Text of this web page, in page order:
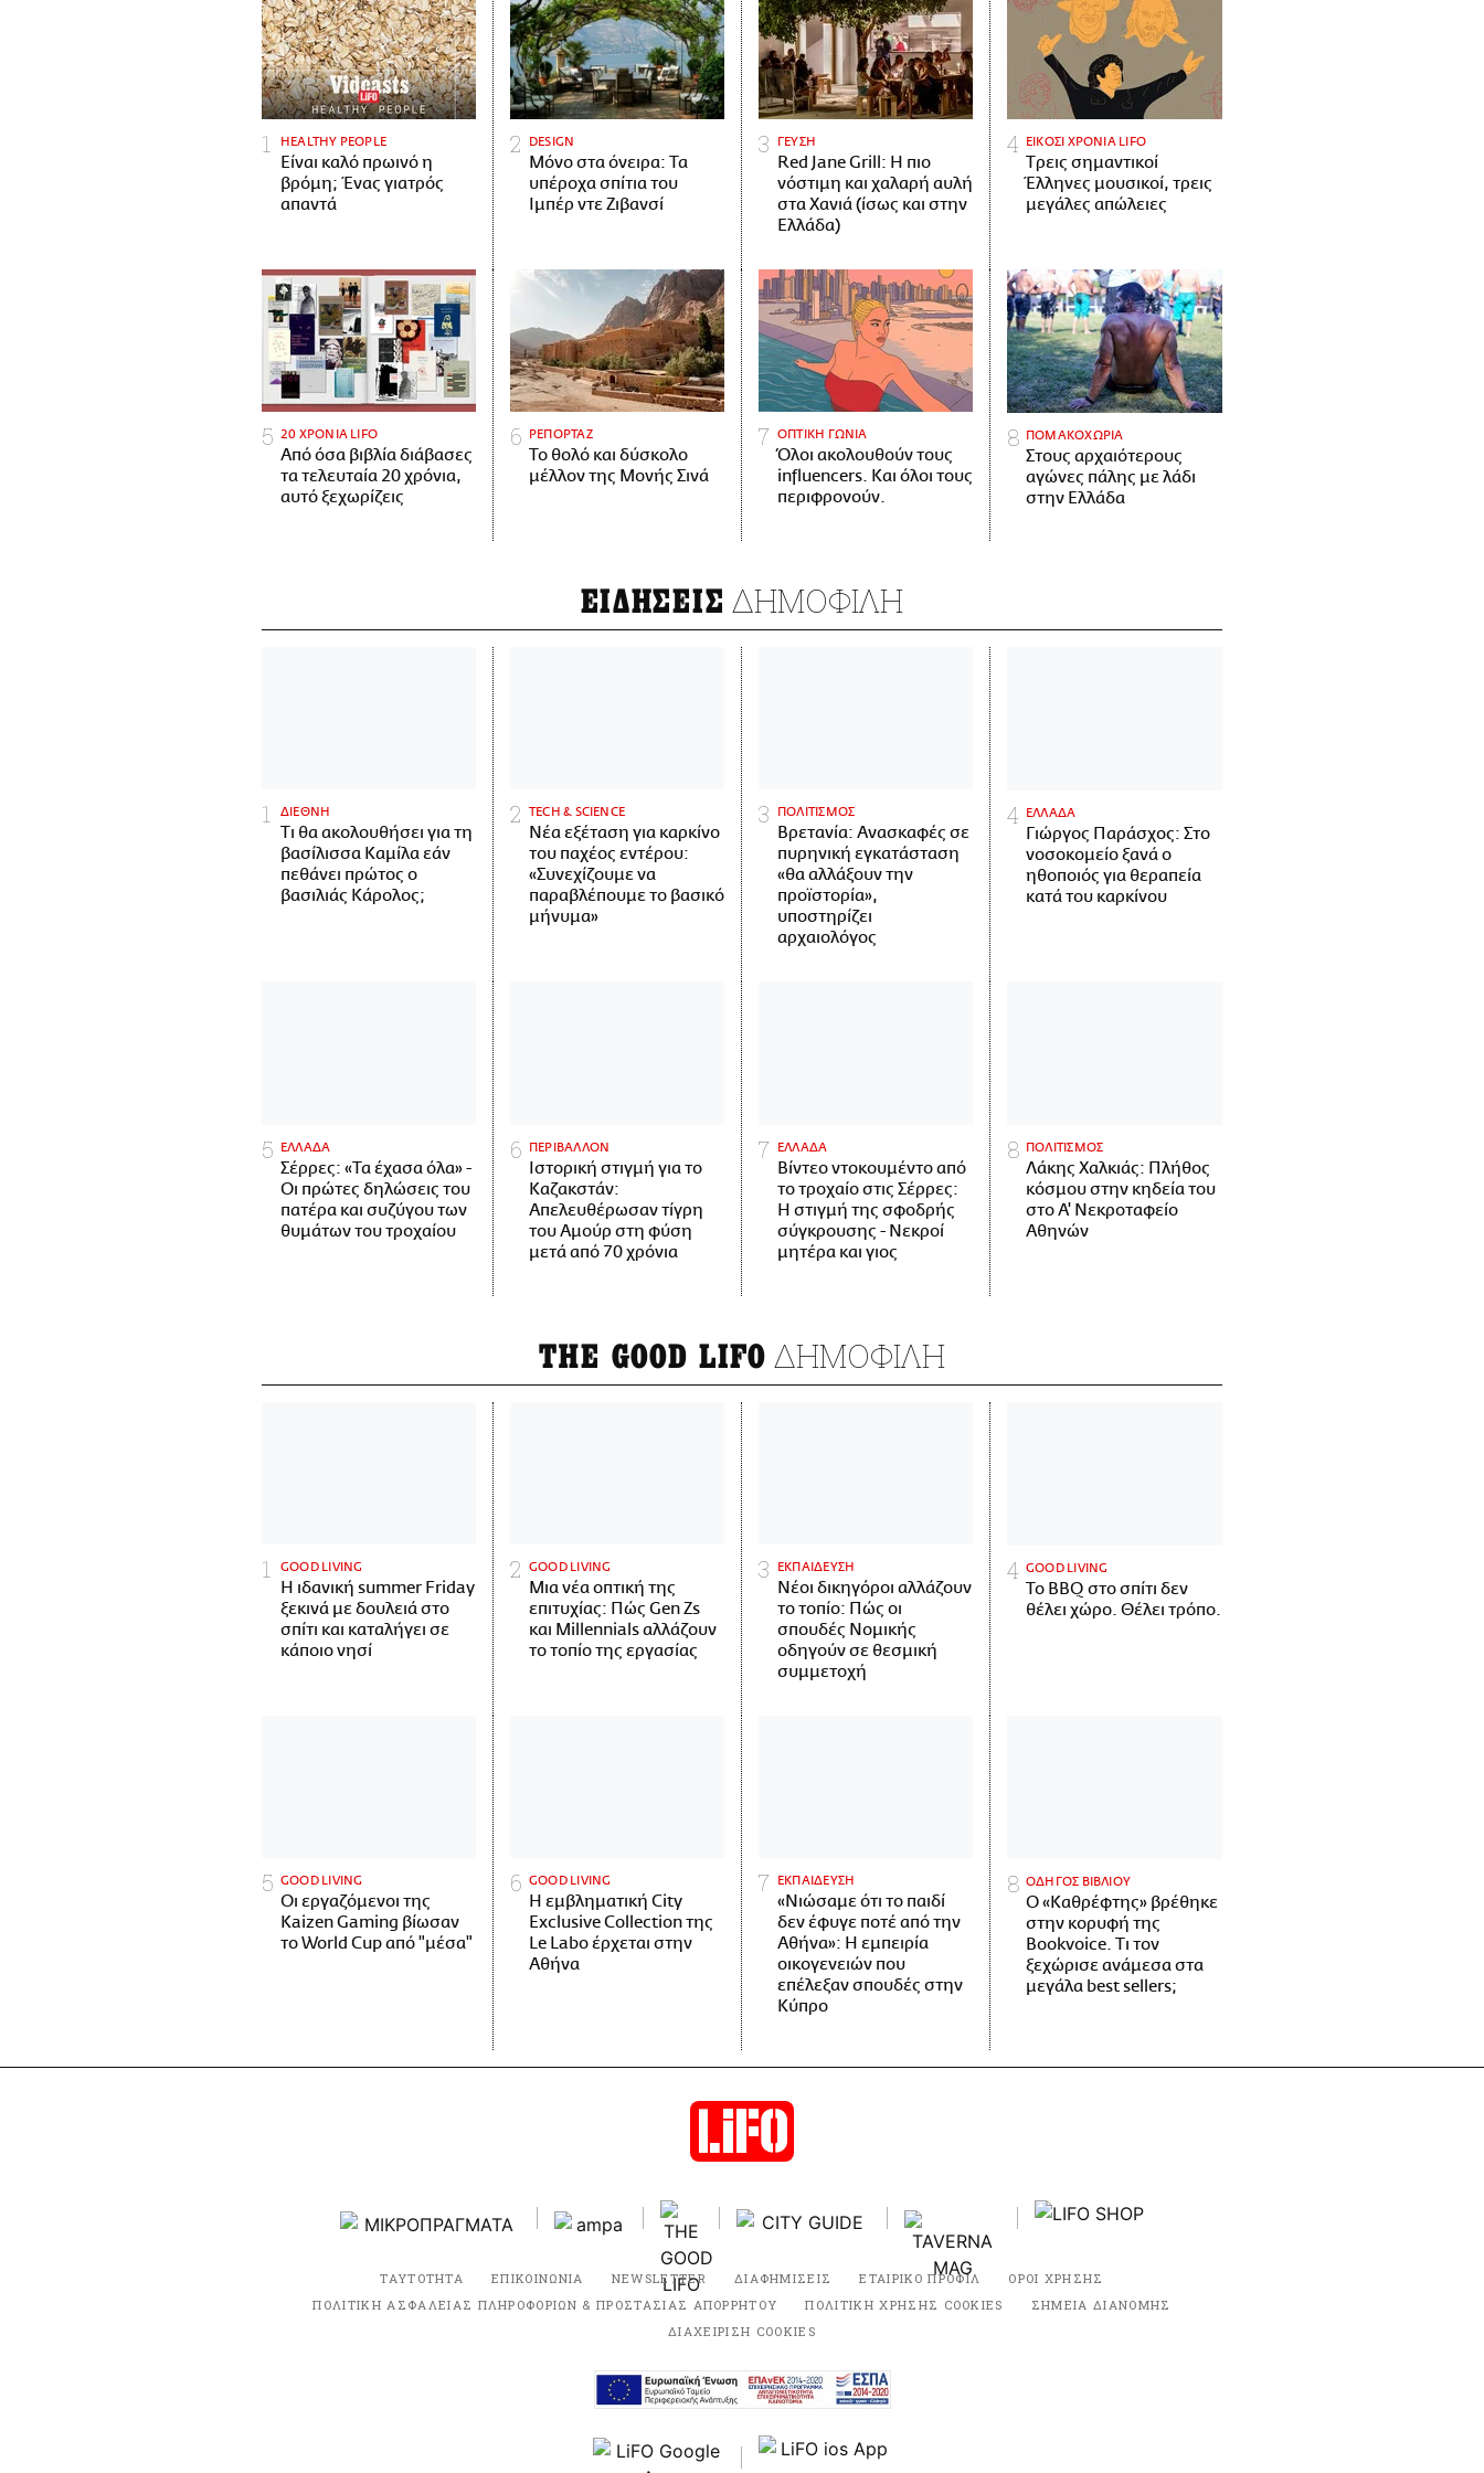
HEALTHY PEOPLE
Είναι καλό πρωινό η
βρόμη; Ένας γιατρός
απαντά
DESIGN
Μόνο στα όνειρα: Τα
υπέροχα σπίτια του
Ιμπέρ ντε Ζιβανσί
ΓΕΥΣΗ
Red Jane Grill: Η πιο
νόστιμη και χαλαρή αυλή
στα Χανιά (ίσως και στην
Ελλάδα)
ΕΙΚΟΣΙ ΧΡΟΝΙΑ LIFO
Tρεις σημαντικοί
Έλληνες μουσικοί, τρεις
μεγάλες απώλειες
20 ΧΡΟΝΙΑ LIFO
Από όσα βιβλία διάβασες
τα τελευταία 20 χρόνια,
αυτό ξεχωρίζεις
ΡΕΠΟΡΤΑΖ
Το θολό και δύσκολο
μέλλον της Μονής Σινά
ΟΠΤΙΚΗ ΓΩΝΙΑ
Όλοι ακολουθούν τους
influencers. Και όλοι τους
περιφρονούν.
ΠΟΜΑΚΟΧΩΡΙΑ
Στους αρχαιότερους
αγώνες πάλης με λάδι
στην Ελλάδα
ΕΙΔΗΣΕΙΣ ΔΗΜΟΦΙΛΗ
ΔΙΕΘΝΗ
Τι θα ακολουθήσει για τη
βασίλισσα Καμίλα εάν
πεθάνει πρώτος ο
βασιλιάς Κάρολος;
ΤECH & SCIENCE
Νέα εξέταση για καρκίνο
του παχέος εντέρου:
«Συνεχίζουμε να
παραβλέπουμε το βασικό
μήνυμα»
ΠΟΛΙΤΙΣΜΟΣ
Βρετανία: Ανασκαφές σε
πυρηνική εγκατάσταση
«θα αλλάξουν την
προϊστορία»,
υποστηρίζει
αρχαιολόγος
ΕΛΛΑΔΑ
Γιώργος Παράσχος: Στο
νοσοκομείο ξανά ο
ηθοποιός για θεραπεία
κατά του καρκίνου
ΕΛΛΑΔΑ
Σέρρες: «Τα έχασα όλα» -
Οι πρώτες δηλώσεις του
πατέρα και συζύγου των
θυμάτων του τροχαίου
ΠΕΡΙΒΑΛΛΟΝ
Ιστορική στιγμή για το
Καζακστάν:
Απελευθέρωσαν τίγρη
του Αμούρ στη φύση
μετά από 70 χρόνια
ΕΛΛΑΔΑ
Βίντεο ντοκουμέντο από
το τροχαίο στις Σέρρες:
Η στιγμή της σφοδρής
σύγκρουσης - Νεκροί
μητέρα και γιος
ΠΟΛΙΤΙΣΜΟΣ
Λάκης Χαλκιάς: Πλήθος
κόσμου στην κηδεία του
στο Α' Νεκροταφείο
Αθηνών
THE GOOD LIFO ΔΗΜΟΦΙΛΗ
GOOD LIVING
Η ιδανική summer Friday
ξεκινά με δουλειά στο
σπίτι και καταλήγει σε
κάποιο νησί
GOOD LIVING
Μια νέα οπτική της
επιτυχίας: Πώς Gen Zs
και Millennials αλλάζουν
το τοπίο της εργασίας
ΕΚΠΑΙΔΕΥΣΗ
Νέοι δικηγόροι αλλάζουν
το τοπίο: Πώς οι
σπουδές Νομικής
οδηγούν σε θεσμική
συμμετοχή
GOOD LIVING
Το BBQ στο σπίτι δεν
θέλει χώρο. Θέλει τρόπο.
GOOD LIVING
Οι εργαζόμενοι της
Kaizen Gaming βίωσαν
το World Cup από "μέσα"
GOOD LIVING
Η εμβληματική City
Exclusive Collection της
Le Labo έρχεται στην
Αθήνα
ΕΚΠΑΙΔΕΥΣΗ
«Νιώσαμε ότι το παιδί
δεν έφυγε ποτέ από την
Αθήνα»: Η εμπειρία
οικογενειών που
επέλεξαν σπουδές στην
Κύπρο
ΟΔΗΓΟΣ ΒΙΒΛΙΟΥ
Ο «Καθρέφτης» βρέθηκε
στην κορυφή της
Bookvoice. Τι τον
ξεχώρισε ανάμεσα στα
μεγάλα best sellers;
ΤΑΥΤΟΤΗΤΑ ΕΠΙΚΟΙΝΩΝΙΑ NEWSLETTER ΔΙΑΦΗΜΙΣΕΙΣ ΕΤΑΙΡΙΚΟ ΠΡΟΦΙΛ
ΟΡΟΙ ΧΡΗΣΗΣ
ΠΟΛΙΤΙΚΗ ΑΣΦΑΛΕΙΑΣ ΠΛΗΡΟΦΟΡΙΩΝ & ΠΡΟΣΤΑΣΙΑΣ ΑΠΟΡΡΗΤΟΥ
ΠΟΛΙΤΙΚΗ ΧΡΗΣΗΣ COOKIES
ΣΗΜΕΙΑ ΔΙΑΝΟΜΗΣ
ΔΙΑΧΕΙΡΙΣΗ COOKIES